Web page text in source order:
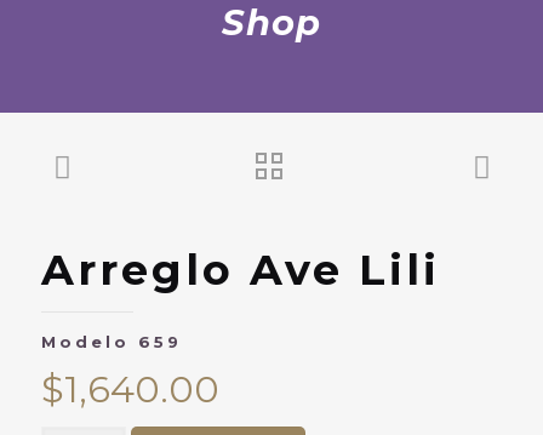
Shop
Arreglo Ave Lili
Modelo 659
$1,640.00